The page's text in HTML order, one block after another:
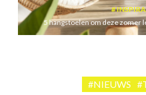
5 hangstoelen om deze zomer
#NIEUWS